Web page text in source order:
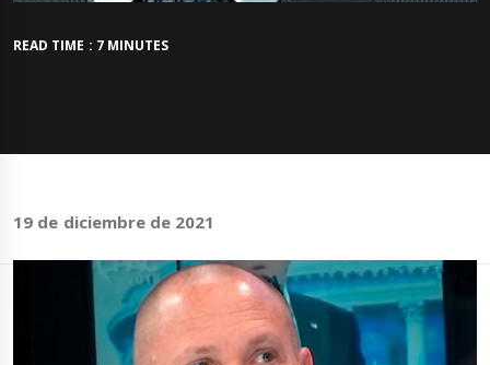
READ TIME : 7 MINUTES
19 de diciembre de 2021